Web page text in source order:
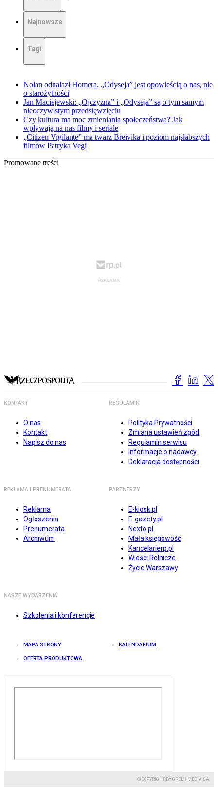
Najnowsze
Tagi
Nolan odnalazł Homera. „Odyseja” jest opowieścią o nas, nie
o starożytności
Jan Maciejewski: „Ojczyzna” i „Odyseja” są o tym samym
nieoczywistym przedsięwzięciu
Czy kultura ma moc zmieniania społeczeństwa? Jak
wpływają na nas filmy i seriale
„Citizen Vigilante” ma twarz Breivika i poziom najsłabszych
filmów Patryka Vegi
Promowane treści
KONTAKT
O nas
Kontakt
Napisz do nas
REGULAMIN
Polityka Prywatności
Zmiana ustawień zgód
Regulamin serwisu
Informacje o nadawcy
Deklaracja dostępności
REKLAMA I PRENUMERATA
Reklama
Ogłoszenia
Prenumerata
Archiwum
PARTNERZY
E-kiosk.pl
E-gazety.pl
Nexto.pl
Mała księgowość
Kancelarierp.pl
Wieści Rolnicze
Życie Warszawy
NASZE WYDARZENIA
Szkolenia i konferencje
MAPA STRONY KALENDARIUM
OFERTA PRODUKTOWA
© COPYRIGHT BY GREMI MEDIA SA